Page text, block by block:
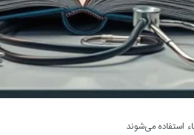
استفاده می‌شوند